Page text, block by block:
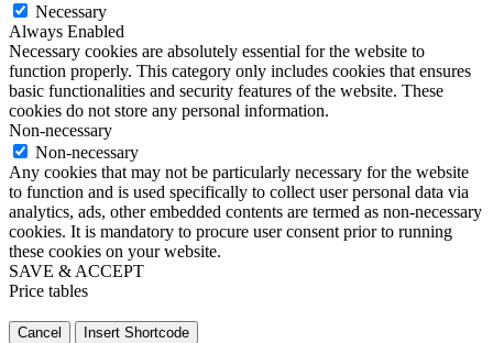
Necessary
Always Enabled
Necessary cookies are absolutely essential for the website to
function properly. This category only includes cookies that ensures
basic functionalities and security features of the website. These
cookies do not store any personal information.
Non-necessary
Non-necessary
Any cookies that may not be particularly necessary for the website
to function and is used specifically to collect user personal data via
analytics, ads, other embedded contents are termed as non-necessary
cookies. It is mandatory to procure user consent prior to running
these cookies on your website.
SAVE & ACCEPT
Price tables
Cancel Insert Shortcode